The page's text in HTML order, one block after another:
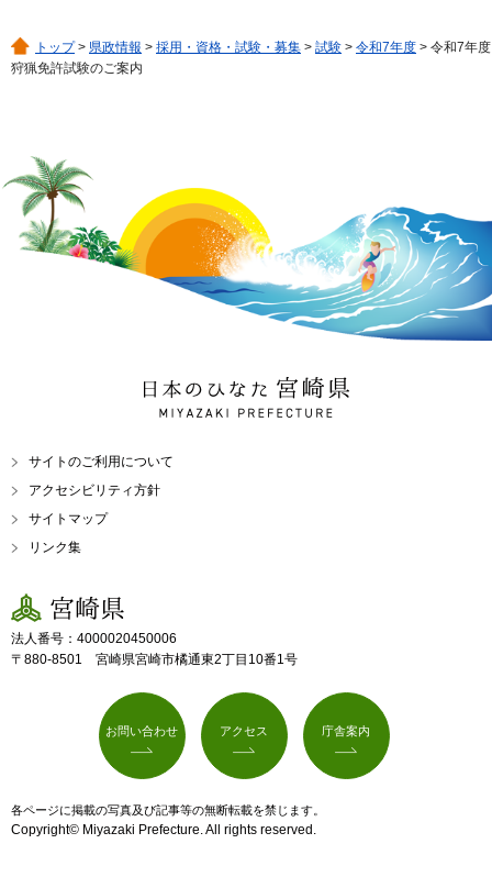
トップ> 県政情報 > 採用・資格・試験・募集 > 試験 > 令和7年度 > 令和7年度
狩猟免許試験のご案内
日本のひなた 宮崎県
MIYAZAKI PREFECTURE
サイトのご利用について
アクセシビリティ方針
サイトマップ
リンク集
宮崎県
法人番号：4000020450006
〒880-8501 宮崎県宮崎市橘通東2丁目10番1号
お問い合わせ アクセス 庁舎案内
各ページに掲載の写真及び記事等の無断転載を禁じます。
Copyright© Miyazaki Prefecture. All rights reserved.